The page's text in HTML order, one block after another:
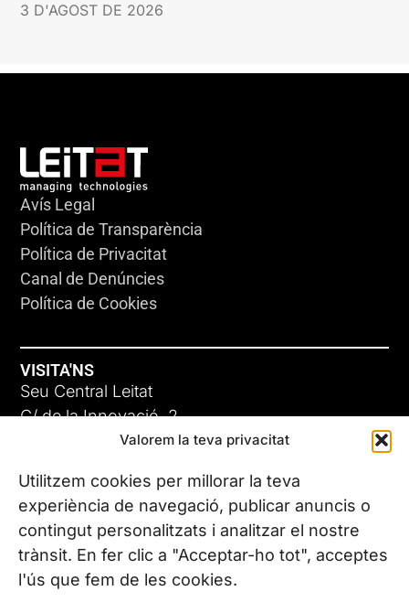
Valorem la teva privacitat
Utilitzem cookies per millorar la teva
experiència de navegació, publicar anuncis o
contingut personalitzats i analitzar el nostre
trànsit. En fer clic a "Acceptar-ho tot", acceptes
l'ús que fem de les cookies.
3 D'AGOST DE 2026
Avís Legal
Política de Transparència
Política de Privacitat
Canal de Denúncies
Política de Cookies
VISITA'NS
Seu Central Leitat
C/ de la Innovació, 2
08225 Terrassa, (Barcelona)
Coneix les nostres seus
CONTACTA’NS
Tel. (+34) 937 882 300